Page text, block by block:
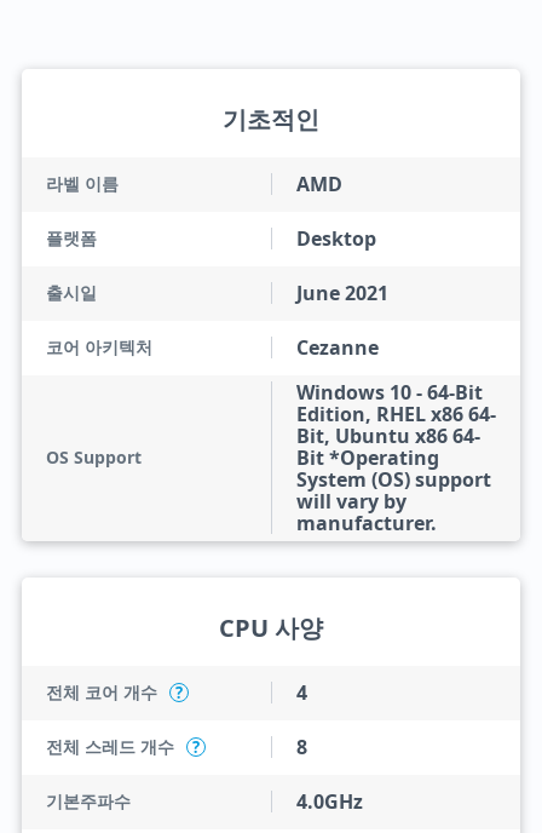
기초적인
라벨 이름 AMD
플랫폼 Desktop
출시일 June 2021
코어 아키텍처 Cezanne
OS Support
Windows 10 - 64-Bit
Edition, RHEL x86 64-
Bit, Ubuntu x86 64-
Bit *Operating
System (OS) support
will vary by
manufacturer.
CPU 사양
전체 코어 개수 ? 4
전체 스레드 개수 ? 8
기본주파수 4.0GHz